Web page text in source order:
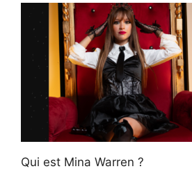
Qui est Mina Warren ?